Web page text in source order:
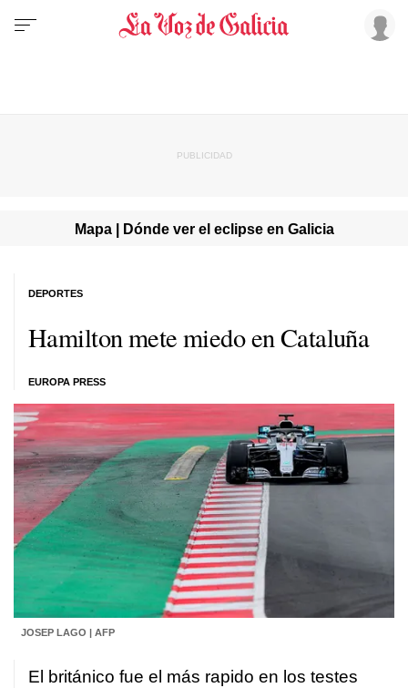
Mapa | Dónde ver el eclipse en Galicia
Hamilton mete miedo en Cataluña
EUROPA PRESS
DEPORTES
JOSEP LAGO | AFP
El británico fue el más rapido en los testes